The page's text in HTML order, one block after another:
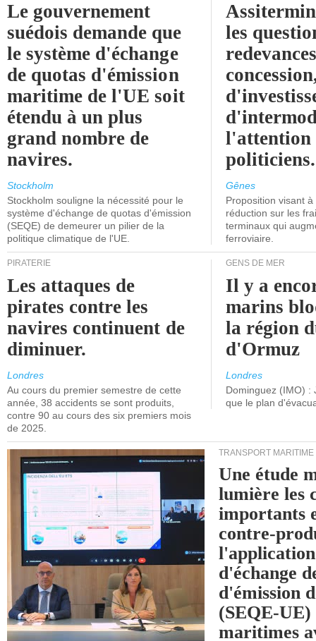
Le gouvernement
suédois demande que
le système d'échange
de quotas d'émission
maritime de l'UE soit
étendu à un plus
grand nombre de
navires.
Stockholm
Stockholm souligne la nécessité pour le
système d'échange de quotas d'émission
(SEQE) de demeurer un pilier de la
politique climatique de l'UE.
les
l'attention
politiciens.
Gênes
Proposition visant
réduction sur les
terminaux qui
ferroviaire.
PIRATERIE
Les attaques de
pirates contre les
navires continuent de
diminuer.
Londres
Au cours du premier semestre de cette
année, 38 accidents se sont produits,
contre 90 au cours des six premiers mois
de 2025.
GENS DE MER
Il y a
marins
la région
d'Ormuz
Londres
Dominguez (IMO) :
que le plan
TRANSPORT MARITIME
Une étude
lumière les
importants
contre-
d'échange
d'émission
(SEQE-UE)
maritimes